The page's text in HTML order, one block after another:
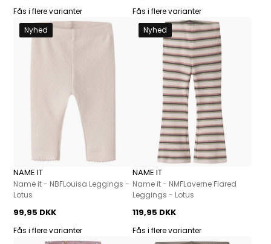
Fås i flere varianter
Fås i flere varianter
Nyhed
NAME IT
Name it - NBFLouisa Leggings -
Lotus
99,95 DKK
Fås i flere varianter
Nyhed
NAME IT
Name it - NMFLaverne Flared
Leggings - Lotus
119,95 DKK
Fås i flere varianter